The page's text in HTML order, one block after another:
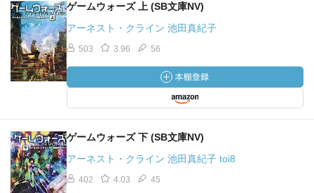
ゲームウォーズ 上 (SB文庫NV)
アーネスト・クライン 池田真紀子
503 3.96 56
ゲームウォーズ 下 (SB文庫NV)
アーネスト・クライン 池田真紀子 toi8
402 4.03 45